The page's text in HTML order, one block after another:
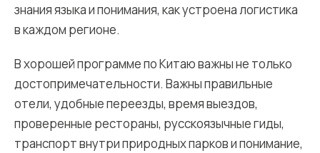
знания языка и понимания, как устроена логистика
в каждом регионе.
В хорошей программе по Китаю важны не только
достопримечательности. Важны правильные
отели, удобные переезды, время выездов,
проверенные рестораны, русскоязычные гиды,
транспорт внутри природных парков и понимание,